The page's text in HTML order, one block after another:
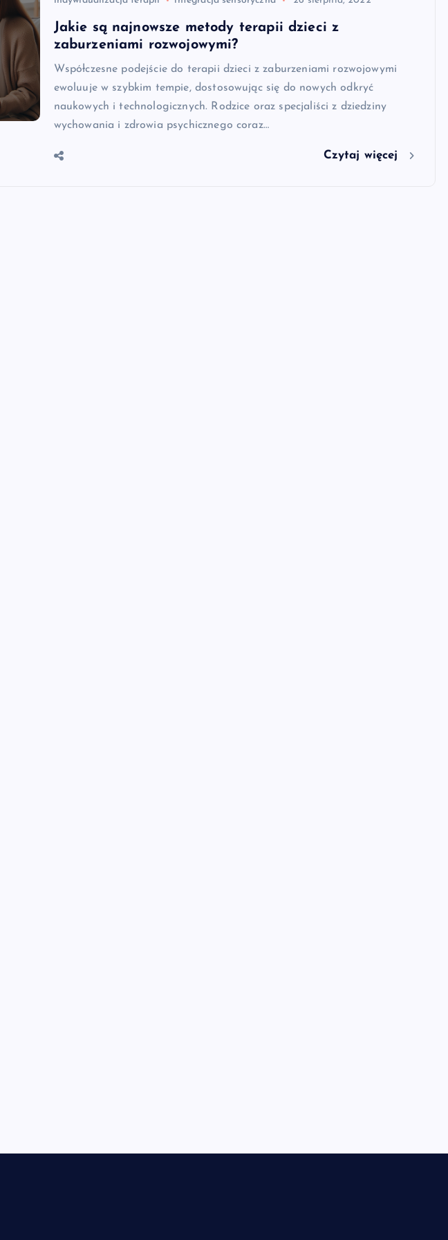
Jakie są najnowsze metody terapii dzieci z
zaburzeniami rozwojowymi?
Współczesne podejście do terapii dzieci z zaburzeniami rozwojowymi
ewoluuje w szybkim tempie, dostosowując się do nowych odkryć
naukowych i technologicznych. Rodzice oraz specjaliści z dziedziny
wychowania i zdrowia psychicznego coraz…
Czytaj więcej